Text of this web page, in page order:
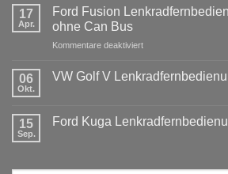
Radio
Tausch
1
DIN
DIN
Passat
was
benötigt
17
Apr.
Ford Fusion
ohne Can Bus
Kommentare deaktiviertfür
Fusion
Can
06
Okt.
VW Golf V
VW
15
Sep.
Ford Kuga
Ford